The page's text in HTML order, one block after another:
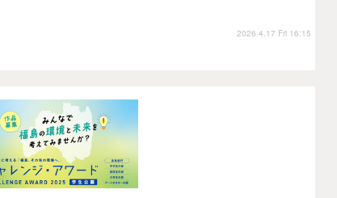
2026.4.17 Fri 16:15